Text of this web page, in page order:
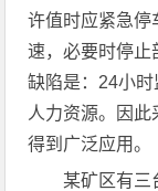
许值时应紧急停
速，必要时停止
缺陷是：24小
人力资源。因
得到广泛应用。
某矿区有三